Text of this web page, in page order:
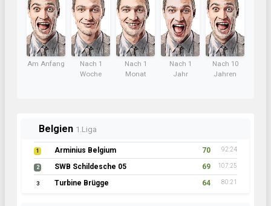
Am Anfang
Nach 1
Woche
Nach 1
Monat
Nach 1
Jahr
Nach 10
Jahren
Belgien 1.Liga
1 Arminius Belgium 70 92:24
2 SWB Schildesche 05 69 107:25
3 Turbine Brügge 64 80:21